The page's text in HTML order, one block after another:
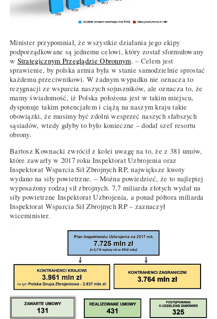
Minister przypomniał, że wszystkie działania jego ekipy
podporządkowane są jednemu celowi, który został sformułowany
w Strategicznym Przeglądzie Obronnym. – Celem jest
sprawienie, by polska armia była w stanie samodzielnie sprostać
każdemu przeciwnikowi. W żadnym wypadku nie oznacza to
rezygnacji ze wsparcia naszych sojuszników, ale oznacza to, że
mamy świadomość, iż Polska położona jest w takim miejscu,
dysponuje takim potencjałem i ciążą na naszym kraju takie
obowiązki, że musimy być zdolni wesprzeć naszych słabszych
sąsiadów, wtedy gdyby to było konieczne – dodał szef resortu
obrony.
Bartosz Kownacki zwrócił z kolei uwagę na to, że z 381 umów,
które zawarły w 2017 roku Inspektorat Uzbrojenia oraz
Inspektorat Wsparcia Sił Zbrojnych RP, największe kwoty
wydano na siły powietrzne. – Można powiedzieć, że to najlepiej
wyposażony rodzaj sił zbrojnych. 7,7 miliarda złotych wydał na
siły powietrzne Inspektorat Uzbrojenia, a ponad półtora miliarda
Inspektorat Wsparcia Sił Zbrojnych RP – zaznaczył
wiceminister.